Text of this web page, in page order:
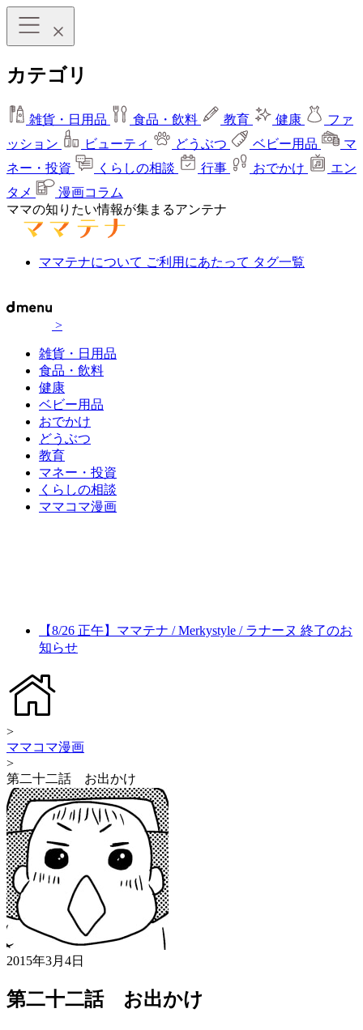
カテゴリ
雑貨・日用品 食品・飲料 教育 健康
ファ
ッション
ビューティ どうぶつ ベビー用品
マ
ネー・投資
くらしの相談 行事 おでかけ
エン
タメ
漫画コラム
ママの知りたい情報が集まるアンテナ
ママテナについて ご利用にあたって タグ一覧
>
雑貨・日用品
食品・飲料
健康
ベビー用品
おでかけ
どうぶつ
教育
マネー・投資
くらしの相談
ママコマ漫画
【8/26 正午】ママテナ / Merkystyle / ラナーヌ 終了のお
知らせ
>
ママコマ漫画
>
第二十二話 お出かけ
2015年3月4日
第二十二話 お出かけ